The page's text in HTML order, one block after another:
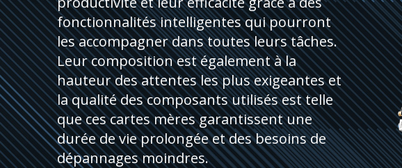
fonctionnalités intelligentes qui pourront
les accompagner dans toutes leurs tâches.
Leur composition est également à la
hauteur des attentes les plus exigeantes et
la qualité des composants utilisés est telle
que ces cartes mères garantissent une
durée de vie prolongée et des besoins de
dépannages moindres.